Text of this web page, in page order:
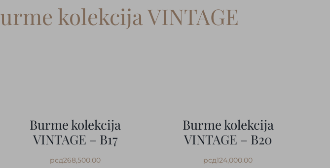
kolekcija VINTAGE
Burme kolekcija
VINTAGE – B17
рсд268,500.00
Burme kolekcija
VINTAGE – B20
рсд124,000.00